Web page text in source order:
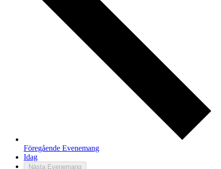
Föregående Evenemang
Idag
Nästa Evenemang